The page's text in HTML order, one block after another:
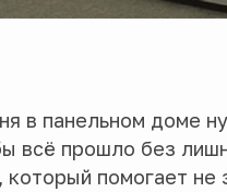
в панельном доме
всё прошло без
который помогает